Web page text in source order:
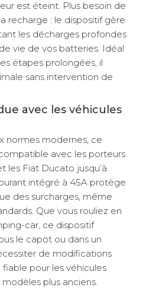
est éteint. Plus besoin de
recharge : le dispositif gère
les décharges profondes
vie de vos batteries. Idéal
étapes prolongées, il
sans intervention de
avec les véhicules
normes modernes, ce
avec les porteurs
les Fiat Ducato jusqu’à
intégré à 45A protège
des surcharges, même
Que vous rouliez en
car, ce dispositif
le capot ou dans un
de modifications
pour les véhicules
plus anciens.